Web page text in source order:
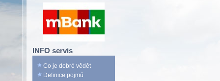
INFO servis
Co je dobré vědět
Definice pojmů